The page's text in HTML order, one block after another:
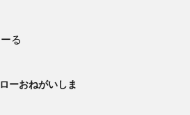
る
ーおねがいしま